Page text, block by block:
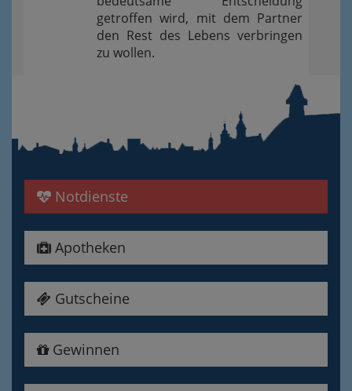
getroffen wird, mit dem Partner
den Rest des Lebens verbringen
zu wollen.
Notdienste
Apotheken
Gutscheine
Gewinnen